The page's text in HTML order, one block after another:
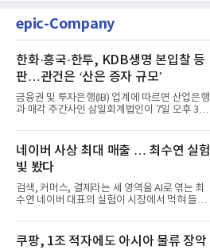
epic-Company
한화·흥국·한투, KDB생명 본입찰 등
판…관건은 ‘산은 증자 규모’
금융권 및 투자은행(IB) 업계에 따르면 산업은행
과 매각 주간사인 삼일회계법인이 7일 오후 3시
네이버 사상 최대 매출 … 최수연 실험
빛 봤다
검색, 커머스, 결제라는 세 영역을 AI로 엮는 최
수연 네이버 대표의 실험이 시장에서 먹혀 들어
쿠팡, 1조 적자에도 아시아 물류 장악